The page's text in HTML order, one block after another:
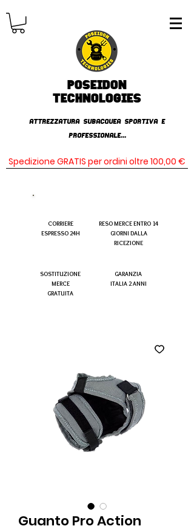
Poseidon
TECHNOLOGIES
AttrezzaturA subacqueA SPORTIVA E
PROFESSIONALE...
Spedizione GRATIS per ordini oltre 100,00 €
CORRIERE
ESPRESSO 24H
SOSTITUZIONE
MERCE
GRATUITA
RESO MERCE ENTRO 14
GIORNI DALLA
RICEZIONE
GARANZIA
ITALIA 2 ANNI
Guanto Pro Action